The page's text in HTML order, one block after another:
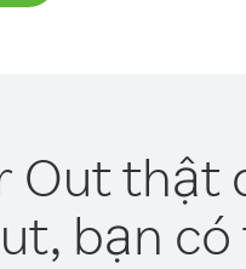
Out thật
bạn có